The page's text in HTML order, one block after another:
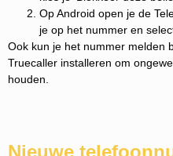
Op Android open je de
je op het nummer en
Ook kun je het nummer melden
Truecaller installeren om
houden.